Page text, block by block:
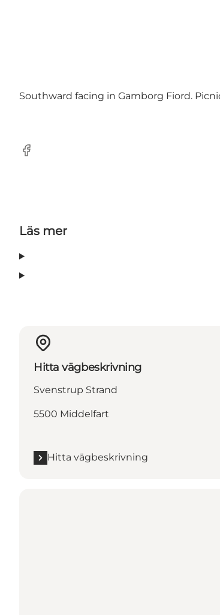
Southward facing in Gamborg Fiord.
Facebook
Läs mer
Hitta vägbeskrivning
Svenstrup Strand
5500 Middelfart
Hitta vägbeskrivning